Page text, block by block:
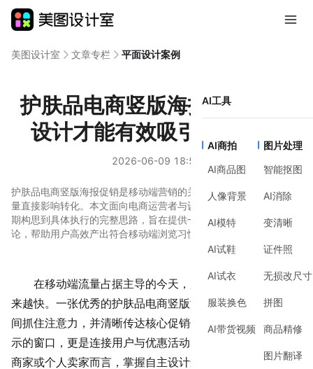
AI工具
AI商拍
AI商品图
人像背景
AI模特
AI试鞋
AI试衣
服装换色
AI带货视频
图片处理
智能抠图
AI消除
变清晰
证件照
无损改尺寸
拼图
商品精修
图片翻译
美图设计室 文章专栏 平面设计案例
护肤品电商竖版海报促销如何
设计才能有效吸引用户点击
2026-06-09 18:54
护肤品电商竖版海报促销是移动端营销的关键视觉载体，其设计质
量直接影响转化。本文面向电商运营者与设计新手，系统梳理从前
期构思到具体执行的完整思路，旨在提供一套清晰、可操作的方法
论，帮助用户高效产出符合移动端浏览习惯的促销海报。
在移动端流量占据主导的今天，用户滑动屏幕的速度越
来越快。一张优秀的护肤品电商竖版海报促销图，需要在瞬
间抓住注意力，并清晰传达核心促销信息。它不仅是产品展
示的窗口，更是连接用户与优惠活动的直接桥梁。对于中小
商家或个人卖家而言，掌握自主设计这类海报的能力，意味